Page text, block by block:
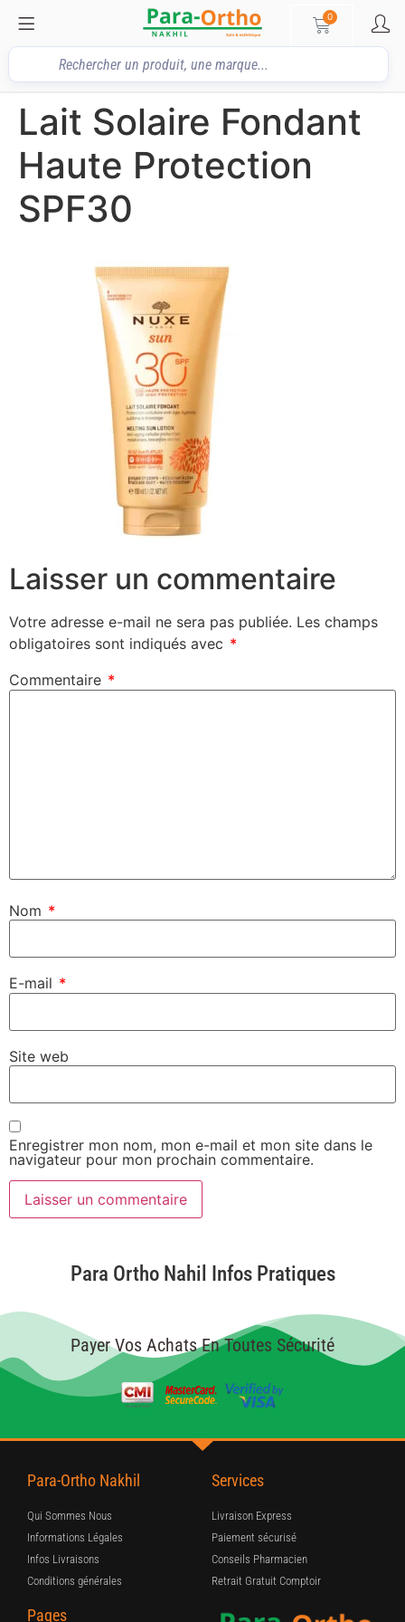
0
Lait Solaire Fondant
Haute Protection
SPF30
Laisser un commentaire
Votre adresse e-mail ne sera pas publiée. Les champs
obligatoires sont indiqués avec *
Commentaire *
Nom *
E-mail *
Site web
Enregistrer mon nom, mon e-mail et mon site dans le
navigateur pour mon prochain commentaire.
Para Ortho Nahil Infos Pratiques
Payer Vos Achats En Toutes Sécurité
Para-Ortho Nakhil
Qui Sommes Nous
Informations Légales
Infos Livraisons
Conditions générales
Services
Livraison Express
Paiement sécurisé
Conseils Pharmacien
Retrait Gratuit Comptoir
Pages